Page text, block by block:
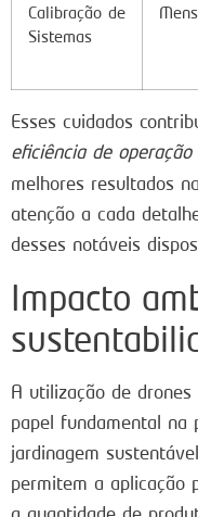
Calibração de
Sistemas
Esses cuidados
eficiência de operação
melhores resultados
atenção a cada
desses notáveis
Impacto
A utilização de
papel fundamental na
jardinagem
permitem a aplicação